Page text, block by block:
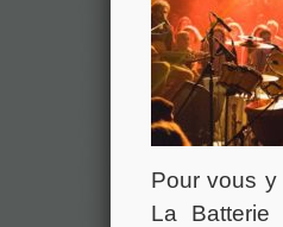
Pour vous
La